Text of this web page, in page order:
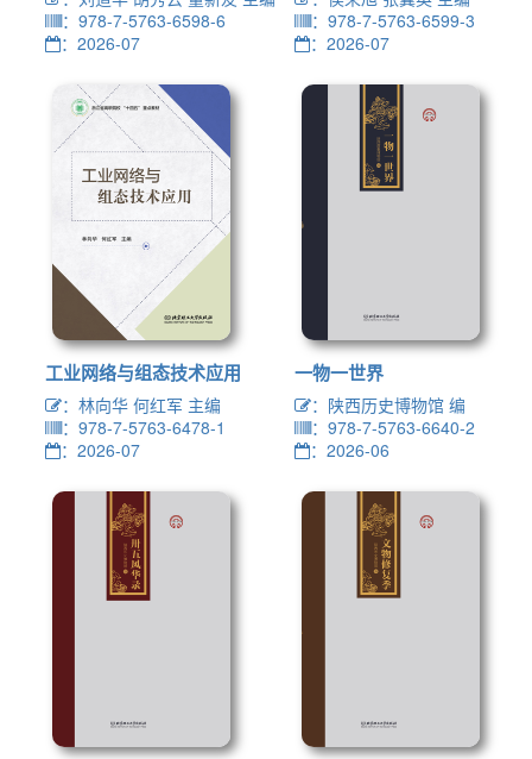
：978-7-5763-6598-6
：2026-07
：978-7-5763-6599-3
：2026-07
工业网络与组态技术应用
：林向华 何红军 主编
：978-7-5763-6478-1
：2026-07
一物一世界
：陕西历史博物馆 编
：978-7-5763-6640-2
：2026-06